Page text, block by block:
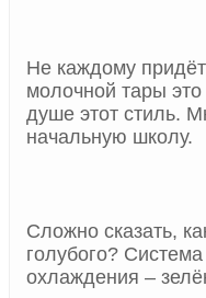
Не каждому
молочной тары
душе этот стиль.
начальную школу.
Сложно сказать,
голубого?
охлаждения –